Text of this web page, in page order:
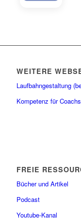
WEITERE
Laufbahngestaltung
Kompetenz für
FREIE
Bücher und Artikel
Podcast
Youtube-Kanal